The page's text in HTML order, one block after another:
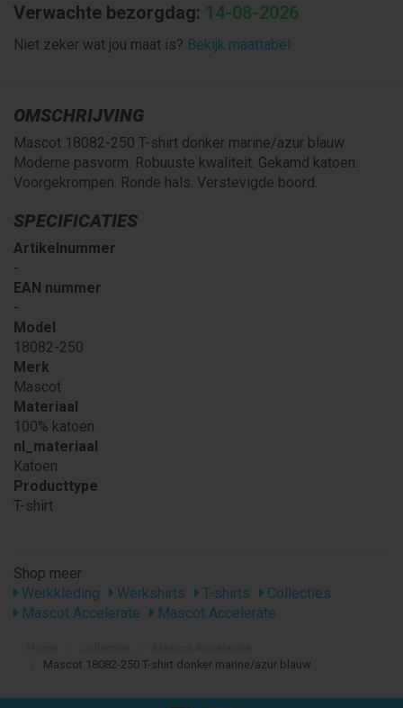
Verwachte bezorgdag: 14-08-2026
Niet zeker wat jou maat is? Bekijk maattabel
OMSCHRIJVING
Mascot 18082-250 T-shirt donker marine/azur blauw
Moderne pasvorm. Robuuste kwaliteit. Gekamd katoen.
Voorgekrompen. Ronde hals. Verstevigde boord.
SPECIFICATIES
Artikelnummer
-
EAN nummer
-
Model
18082-250
Merk
Mascot
Materiaal
100% katoen
nl_materiaal
Katoen
Producttype
T-shirt
Shop meer
Werkkleding
Werkshirts T-shirts
Collecties
Mascot Accelerate
Mascot Accelerate
Mascot 18082-250 T-shirt donker marine/azur blauw